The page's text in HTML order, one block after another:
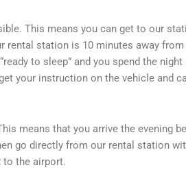
This means you can get to our
rental station is 10 minutes away
to sleep” and you spend the night
your instruction on the vehicle and
means that you arrive the evening
go directly from our rental station
to the airport.